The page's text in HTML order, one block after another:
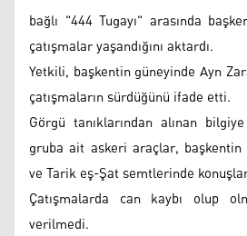
bağlı "444 Tugayı" arasında
çatışmalar yaşandığını aktardı.
Yetkili, başkentin güneyinde Ayn
çatışmaların sürdüğünü ifade etti.
Görgü tanıklarından alınan
gruba ait askeri araçlar, başkentin
ve Tarik eş-Şat semtlerinde
Çatışmalarda can kaybı olup
verilmedi.